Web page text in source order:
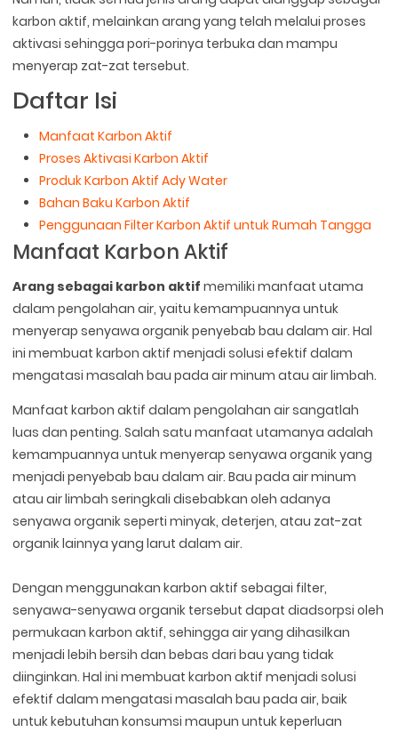
karbon aktif, melainkan arang yang telah melalui proses
aktivasi sehingga pori-porinya terbuka dan mampu
menyerap zat-zat tersebut.
Daftar Isi
Manfaat Karbon Aktif
Proses Aktivasi Karbon Aktif
Produk Karbon Aktif Ady Water
Bahan Baku Karbon Aktif
Penggunaan Filter Karbon Aktif untuk Rumah Tangga
Manfaat Karbon Aktif
Arang sebagai karbon aktif memiliki manfaat utama
dalam pengolahan air, yaitu kemampuannya untuk
menyerap senyawa organik penyebab bau dalam air. Hal
ini membuat karbon aktif menjadi solusi efektif dalam
mengatasi masalah bau pada air minum atau air limbah.
Manfaat karbon aktif dalam pengolahan air sangatlah
luas dan penting. Salah satu manfaat utamanya adalah
kemampuannya untuk menyerap senyawa organik yang
menjadi penyebab bau dalam air. Bau pada air minum
atau air limbah seringkali disebabkan oleh adanya
senyawa organik seperti minyak, deterjen, atau zat-zat
organik lainnya yang larut dalam air.
Dengan menggunakan karbon aktif sebagai filter,
senyawa-senyawa organik tersebut dapat diadsorpsi oleh
permukaan karbon aktif, sehingga air yang dihasilkan
menjadi lebih bersih dan bebas dari bau yang tidak
diinginkan. Hal ini membuat karbon aktif menjadi solusi
efektif dalam mengatasi masalah bau pada air, baik
untuk kebutuhan konsumsi maupun untuk keperluan